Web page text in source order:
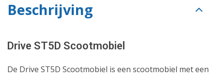
Beschrijving
Drive ST5D Scootmobiel
De Drive ST5D Scootmobiel is een scootmobiel met een